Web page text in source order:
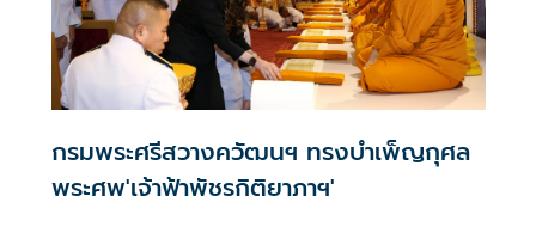
กรมพระศรีสวางควัฒนฯ ทรงบำเพ็ญกุศล
พระศพ'เจ้าฟ้าพัชรกิติยาภาฯ'